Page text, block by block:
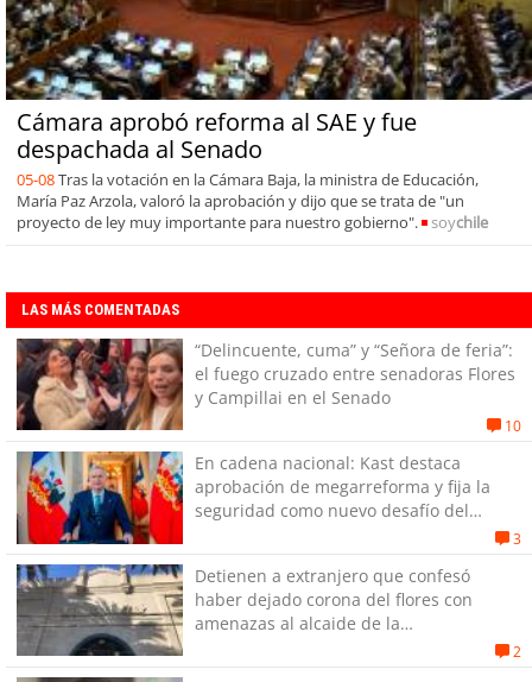
Cámara aprobó reforma al SAE y fue
despachada al Senado
05-08Tras la votación en la Cámara Baja, la ministra de Educación,
María Paz Arzola, valoró la aprobación y dijo que se trata de "un
proyecto de ley muy importante para nuestro gobierno".
soychile
LAS MÁS COMENTADAS
“Delincuente, cuma” y “Señora de feria”:
el fuego cruzado entre senadoras Flores
y Campillai en el Senado
10
En cadena nacional: Kast destaca
aprobación de megarreforma y fija la
seguridad como nuevo desafío del
3
Detienen a extranjero que confesó
haber dejado corona del flores con
amenazas al alcaide de la
2